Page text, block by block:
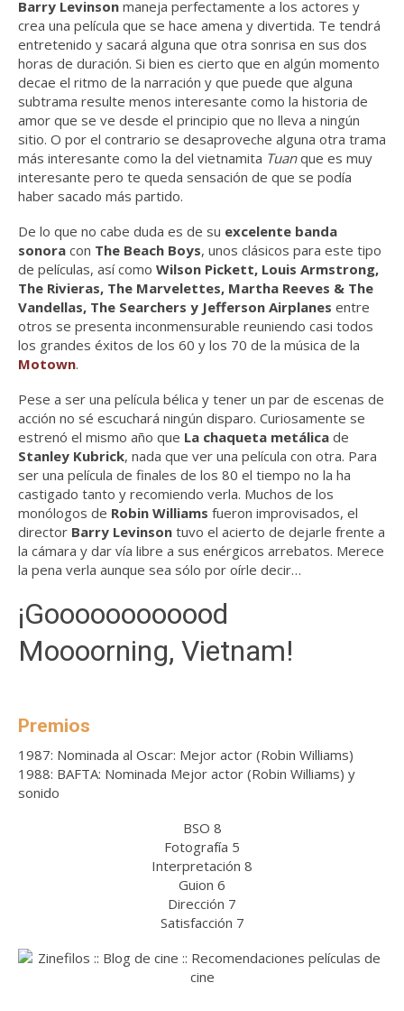
Barry Levinson maneja perfectamente a los actores y
crea una película que se hace amena y divertida. Te tendrá
entretenido y sacará alguna que otra sonrisa en sus dos
horas de duración. Si bien es cierto que en algún momento
decae el ritmo de la narración y que puede que alguna
subtrama resulte menos interesante como la historia de
amor que se ve desde el principio que no lleva a ningún
sitio. O por el contrario se desaproveche alguna otra trama
más interesante como la del vietnamita Tuanque es muy
interesante pero te queda sensación de que se podía
haber sacado más partido.
De lo que no cabe duda es de su excelente banda
sonora con The Beach Boys, unos clásicos para este tipo
de películas, así como Wilson Pickett, Louis Armstrong,
The Rivieras, The Marvelettes, Martha Reeves & The
Vandellas, The Searchers y Jefferson Airplanes entre
otros se presenta inconmensurable reuniendo casi todos
los grandes éxitos de los 60 y los 70 de la música de la
Motown.
Pese a ser una película bélica y tener un par de escenas de
acción no sé escuchará ningún disparo. Curiosamente se
estrenó el mismo año que La chaqueta metálica de
Stanley Kubrick, nada que ver una película con otra. Para
ser una película de finales de los 80 el tiempo no la ha
castigado tanto y recomiendo verla. Muchos de los
monólogos de Robin Williams fueron improvisados, el
director Barry Levinson tuvo el acierto de dejarle frente a
la cámara y dar vía libre a sus enérgicos arrebatos. Merece
la pena verla aunque sea sólo por oírle decir…
¡Goooooooooood
Moooorning, Vietnam!
Premios
1987: Nominada al Oscar: Mejor actor (Robin Williams)
1988: BAFTA: Nominada Mejor actor (Robin Williams) y
sonido
BSO 8
Fotografía 5
Interpretación 8
Guion 6
Dirección 7
Satisfacción 7